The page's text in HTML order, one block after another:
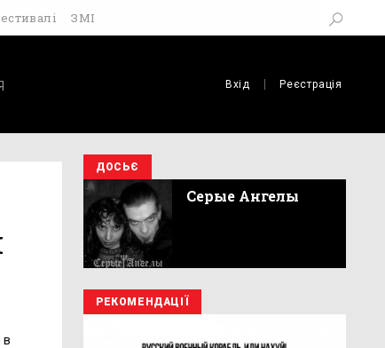
ЗМІ
Вхід Реєстрація
в
ДОСЬЄ
Серые Ангелы
РЕКОМЕНДАЦІЇ